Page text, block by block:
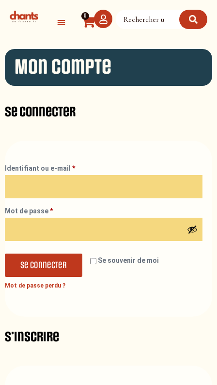
0
Mon compte
Se connecter
Identifiant ou e-mail *
Mot de passe*
Se souvenir de moi
Se connecter
Mot de passe perdu ?
S’inscrire